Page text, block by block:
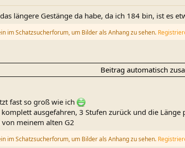
längere Gestänge da habe, da ich 184 bin, ist es
im Schatzsucherforum, um Bilder als Anhang zu sehen.
Beitrag automatisch
fast so groß wie ich
ausgefahren, 3 Stufen zurück und die Länge
von meinem alten G2
im Schatzsucherforum, um Bilder als Anhang zu sehen.